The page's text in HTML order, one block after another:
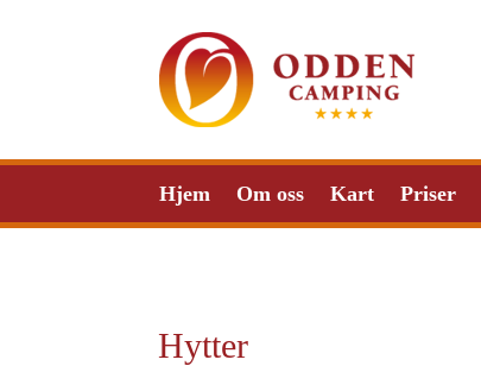
Hjem Om oss Kart Priser
Hytter